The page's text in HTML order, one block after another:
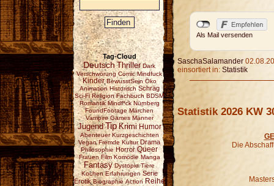
Tag-Cloud
Deutsch Thriller Dark
Verschwörung Comic Mindfuck
Kinder BewusstSein Öko
Animation Historisch Schräg
Sci-Fi Religion Fachbuch BDSM
Romantik Mindf*ck Nürnberg
FoundFootage Märchen
Vampire Games Männer
Jugend Tip Krimi Humor
Abenteuer Kurzgeschichten
Vegan Fremde Kultur Drama
Philosophie Horror Queer
Frauen Film Komödie Manga
Fantasy Dystopie Tiere
Kochen Erfahrungen Serie
Erotik Biographie Action Reihe
Als Mail versenden
SaschaSalamander
einsortiert in: Statistik
Statistik 2026 KW
Die